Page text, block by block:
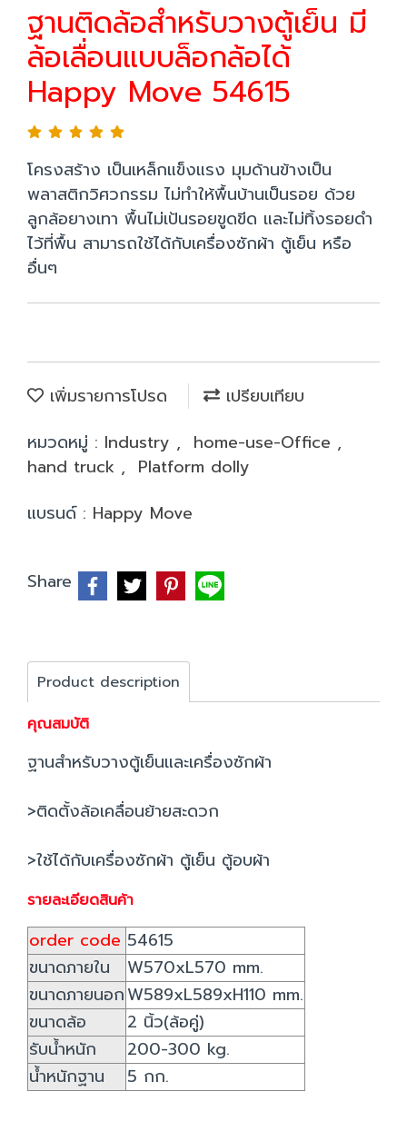
ฐานติดล้อสำหรับวางตู้เย็น มี
ล้อเลื่อนแบบล็อกล้อได้
Happy Move 54615
โครงสร้าง เป็นเหล็กแข็งแรง มุมด้านข้างเป็น
พลาสติกวิศวกรรม ไม่ทำให้พื้นบ้านเป็นรอย ด้วย
ลูกล้อยางเทา พื้นไม่เป้นรอยขูดขีด และไม่ทิ้งรอยดำ
ไว้ที่พื้น สามารถใช้ได้กับเครื่องซักผ้า ตู้เย็น หรือ
อื่นๆ
เพิ่มรายการโปรด
เปรียบเทียบ
หมวดหมู่ : Industry , home-use-Office ,
hand truck , Platform dolly
แบรนด์ : Happy Move
Share
Product description
คุณสมบัติ
ฐานสำหรับวางตู้เย็นและเครื่องซักผ้า
>ติดตั้งล้อเคลื่อนย้ายสะดวก
>ใช้ได้กับเครื่องซักผ้า ตู้เย็น ตู้อบผ้า
รายละเอียดสินค้า
order code 54615
ขนาดภายใน
W570xL570 mm.
ขนาดภายนอกW589xL589xH110 mm.
ขนาดล้อ
2 นิ้ว(ล้อคู่)
รับน้ำหนัก
200-300 kg.
น้ำหนักฐาน
5 กก.